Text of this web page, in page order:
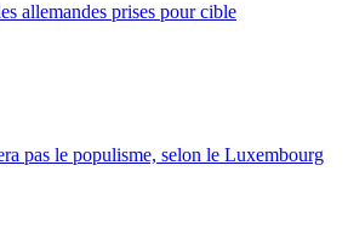
allemandes prises pour cible
pas le populisme, selon le Luxembourg